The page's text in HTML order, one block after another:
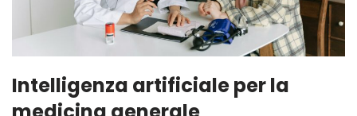
Intelligenza artificiale per la